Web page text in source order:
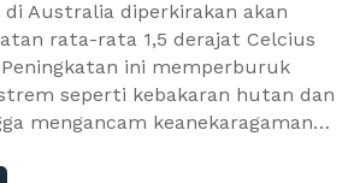
Australia diperkirakan akan
rata-rata 1,5 derajat Celcius
ini memperburuk
seperti kebakaran hutan dan
mengancam keanekaragaman…